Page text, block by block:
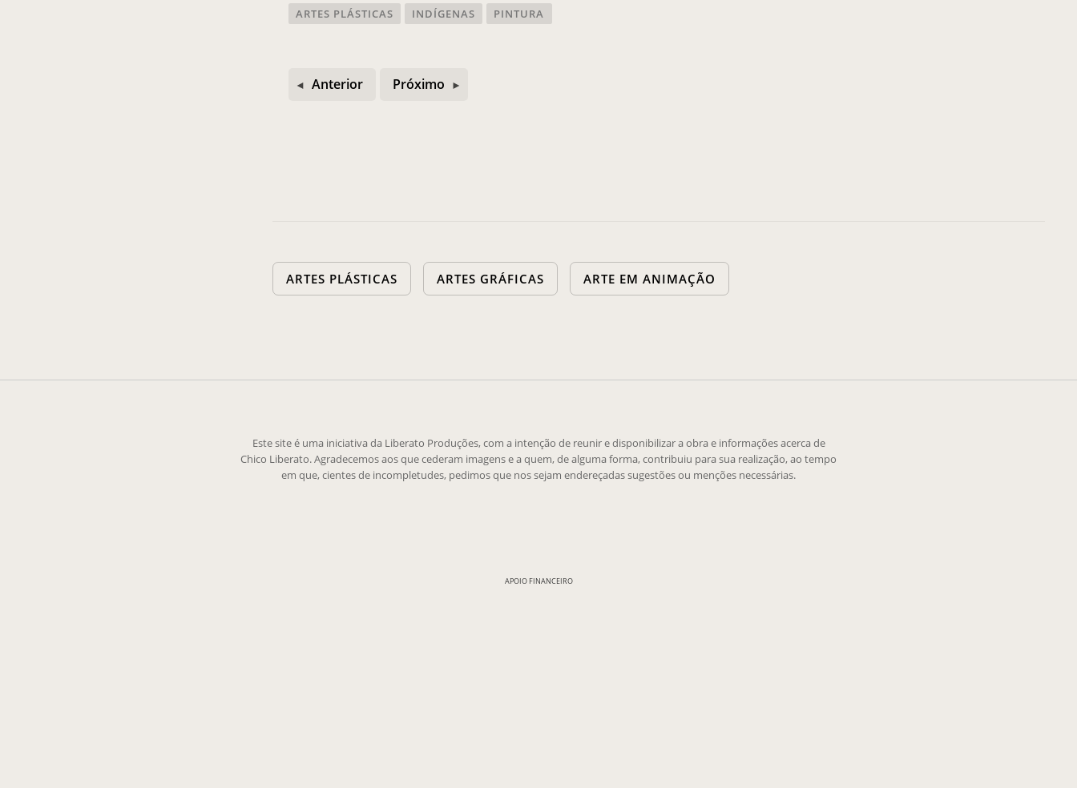
ARTES PLÁSTICAS INDÍGENAS PINTURA
Anterior Próximo
ARTES PLÁSTICAS ARTES GRÁFICAS ARTE EM ANIMAÇÃO
Este site é uma iniciativa da Liberato Produções, com a intenção de reunir e disponibilizar a obra e informações acerca de
Chico Liberato. Agradecemos aos que cederam imagens e a quem, de alguma forma, contribuiu para sua realização, ao tempo
em que, cientes de incompletudes, pedimos que nos sejam endereçadas sugestões ou menções necessárias.
APOIO FINANCEIRO